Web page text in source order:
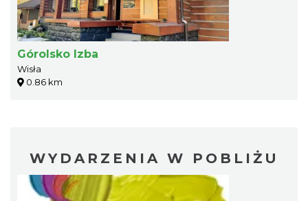
Górolsko Izba
Wisła
0.86 km
WYDARZENIA W POBLIŻU